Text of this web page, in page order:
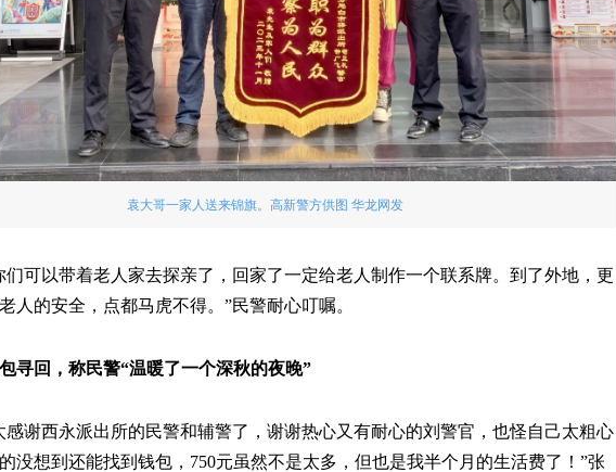
袁大哥一家人送来锦旗。高新警方供图 华龙网发
们可以带着老人家去探亲了，回家了一定给老人制作一个联系牌。到了外地，更
人的安全，点都马虎不得。”民警耐心叮嘱。
寻回，称民警“温暖了一个深秋的夜晚”
感谢西永派出所的民警和辅警了，谢谢热心又有耐心的刘警官，也怪自己太粗心
没想到还能找到钱包，750元虽然不是太多，但也是我半个月的生活费了！”张